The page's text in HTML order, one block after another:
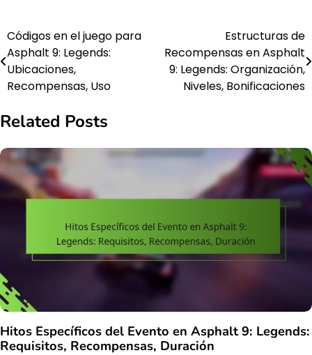
Post
navigation
Códigos en el juego para
Asphalt 9: Legends:
Ubicaciones,
Recompensas, Uso
Estructuras de
Recompensas en Asphalt
9: Legends: Organización,
Niveles, Bonificaciones
Related Posts
Hitos Específicos del Evento en Asphalt 9: Legends:
Requisitos, Recompensas, Duración